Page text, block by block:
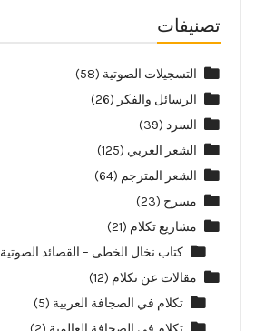
تصنيفات
التسجيلات الصوتية (58)
الرسائل والفكر (26)
السرد (39)
الشعر العربي (125)
الشعر المترجم (64)
مسرح (23)
مشاريع تكلام (21)
كتاب نخال الخطى – القصائد الصوتية
مقالات عن تكلام (12)
تكلام في الصجافة العربية (5)